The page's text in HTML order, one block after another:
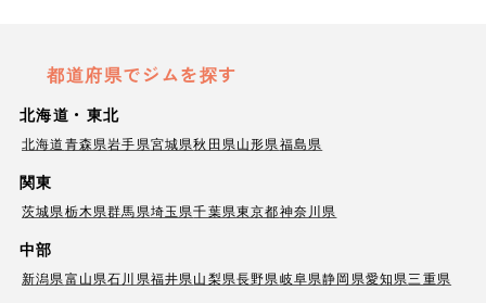
都道府県でジムを探す
北海道・東北
北海道青森県岩手県宮城県秋田県山形県福島県
関東
茨城県栃木県群馬県埼玉県千葉県東京都神奈川県
中部
新潟県富山県石川県福井県山梨県長野県岐阜県静岡県愛知県三重県